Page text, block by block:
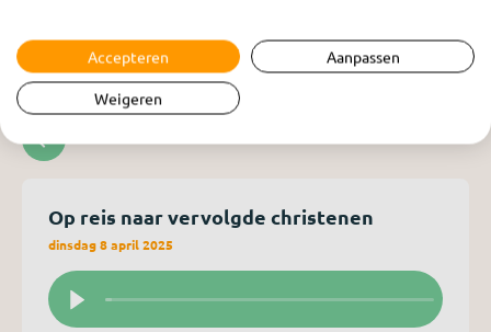
Op reis naar vervolgde christenen
dinsdag 8 april 2025
Accepteren Aanpassen
Weigeren